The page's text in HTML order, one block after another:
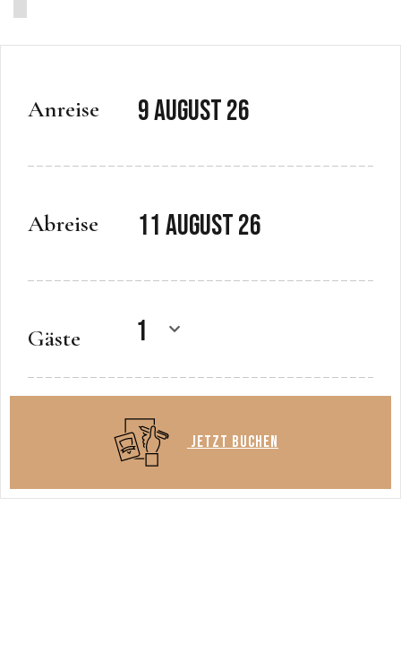
Anreise
Abreise
Gäste
JETZT BUCHEN